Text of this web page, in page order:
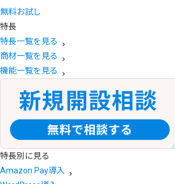
無料お試し
特長
特長一覧を見る
商材一覧を見る
機能一覧を見る
特長別に見る
Amazon Pay導入